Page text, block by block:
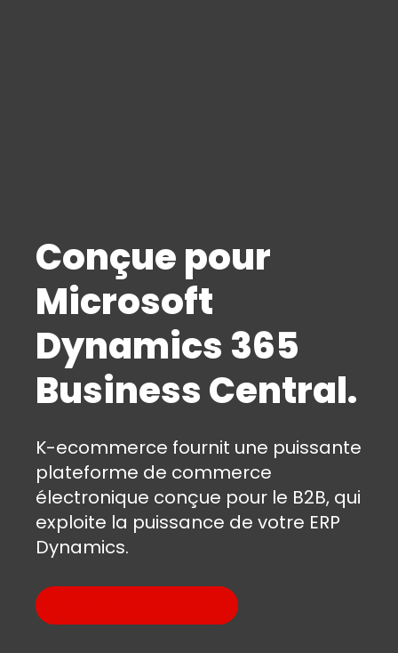
Conçue pour
Microsoft
Dynamics 365
Business Central.
K-ecommerce fournit une puissante
plateforme de commerce
électronique conçue pour le B2B, qui
exploite la puissance de votre ERP
Dynamics.